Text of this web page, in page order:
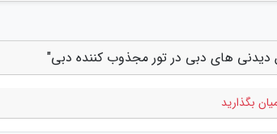
دیدنی های دبی در تور مجذوب کننده دبی"
بگذارید